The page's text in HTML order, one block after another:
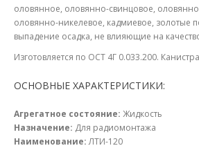
оловянное, оловянно-свинцовое,
оловянно-никелевое, кадмиевое, золотые
выпадение осадка, не влияющие на
Изготовляется по ОСТ 4Г 0.033.200.
ОСНОВНЫЕ ХАРАКТЕРИСТИКИ:
Агрегатное состояние: Жидкость
Назначение: Для радиомонтажа
Наименование:ЛТИ-120